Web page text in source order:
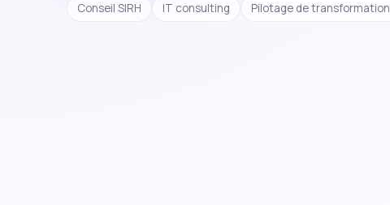
Conseil SIRH IT consulting Pilotage de transformation